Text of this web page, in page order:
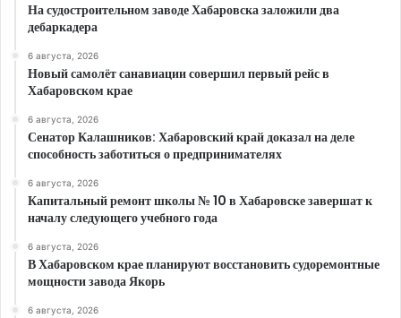
На судостроительном заводе Хабаровска заложили два
дебаркадера
6 августа, 2026
Новый самолёт санавиации совершил первый рейс в
Хабаровском крае
6 августа, 2026
Сенатор Калашников: Хабаровский край доказал на деле
способность заботиться о предпринимателях
6 августа, 2026
Капитальный ремонт школы № 10 в Хабаровске завершат к
началу следующего учебного года
6 августа, 2026
В Хабаровском крае планируют восстановить судоремонтные
мощности завода Якорь
6 августа, 2026